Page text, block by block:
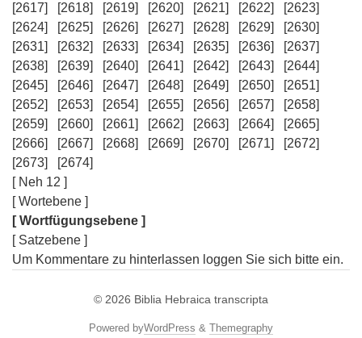
[2617]
[2618] [2619] [2620] [2621] [2622]
[2623]
[2624]
[2625] [2626] [2627] [2628] [2629]
[2630]
[2631]
[2632] [2633] [2634] [2635] [2636]
[2637]
[2638]
[2639] [2640] [2641] [2642] [2643]
[2644]
[2645]
[2646] [2647] [2648] [2649] [2650]
[2651]
[2652]
[2653] [2654] [2655] [2656] [2657]
[2658]
[2659]
[2660] [2661] [2662] [2663] [2664]
[2665]
[2666]
[2667] [2668] [2669] [2670] [2671]
[2672]
[2673]
[2674]
[ Neh 12 ]
[ Wortebene ]
[ Wortfügungsebene ]
[ Satzebene ]
Um Kommentare zu hinterlassen loggen Sie sich bitte ein.
© 2026 Biblia Hebraica transcripta
Powered byWordPress & Themegraphy